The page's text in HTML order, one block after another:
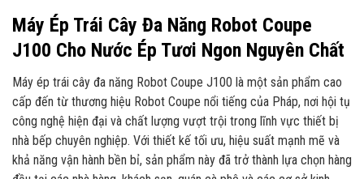
Máy Ép Trái Cây Đa Năng Robot Coupe
J100 Cho Nước Ép Tươi Ngon Nguyên Chất
Máy ép trái cây đa năng Robot Coupe J100 là một sản phẩm cao
cấp đến từ thương hiệu Robot Coupe nổi tiếng của Pháp, nơi hội tụ
công nghệ hiện đại và chất lượng vượt trội trong lĩnh vực thiết bị
nhà bếp chuyên nghiệp. Với thiết kế tối ưu, hiệu suất mạnh mẽ và
khả năng vận hành bền bỉ, sản phẩm này đã trở thành lựa chọn hàng